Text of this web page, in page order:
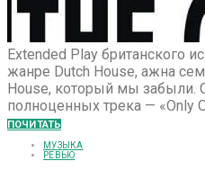
Extended Play британского
жанре Dutch House, ажна
House, который мы забыли.
полноценных трека — «Only
ПОЧИТАТЬ
МУЗЫКА
РЕВЬЮ